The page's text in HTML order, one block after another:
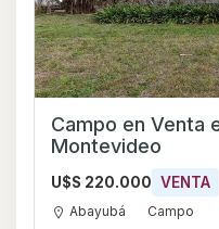
Campo en Venta en Abayubá,
Montevideo
U$S 220.000 VENTA
Abayubá Campo